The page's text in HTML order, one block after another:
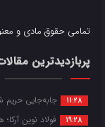
تمامی حقوق مادی و
پربازدیدترین
11:28 جابه‌جایی حریم
19:28 فولاد نوین